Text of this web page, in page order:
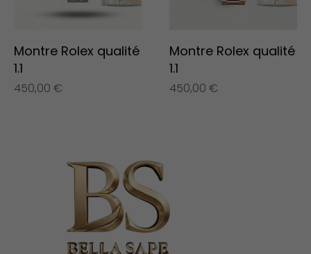
Montre Rolex qualité
1.1
450,00 €
Montre Rolex qualité
1.1
450,00 €